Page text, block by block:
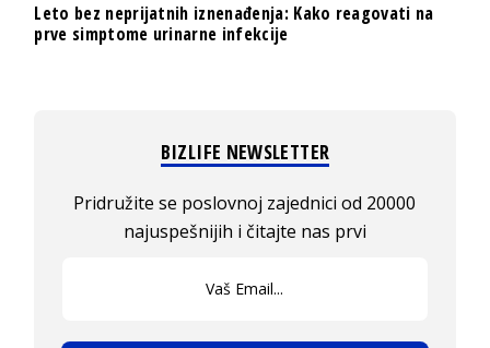
Leto bez neprijatnih iznenađenja: Kako reagovati na
prve simptome urinarne infekcije
BIZLIFE NEWSLETTER
Pridružite se poslovnoj zajednici od 20000
najuspešnijih i čitajte nas prvi